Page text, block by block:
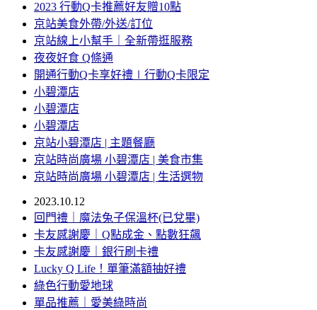
2023 行動Q卡推薦好友贈10點
京站美食外帶/外送/訂位
京站線上小幫手｜全新帶逛服務
夜夜好食 Q條通
開通行動Q卡享好禮∣行動Q卡限定
小碧潭店
小碧潭店
小碧潭店
京站小碧潭店 | 主題餐廳
京站時尚廣場 小碧潭店 | 美食市集
京站時尚廣場 小碧潭店 | 生活選物
2023.10.12
回門禮｜魔法兔子保溫杯(已兌畢)
卡友感謝慶｜Q點成金、點數狂飆
卡友感謝慶｜銀行刷卡禮
Lucky Q Life！單筆滿額抽好禮
綠色行動愛地球
單品推薦｜愛美綠時尚